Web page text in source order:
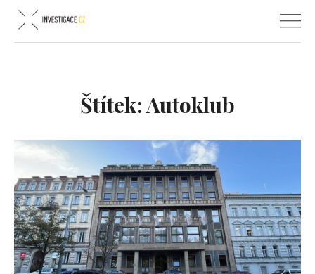
Štítek:Autoklub